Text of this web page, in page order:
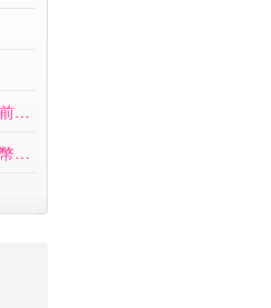
馬祖酒廠白沙屯媽祖勇往直前紀念酒
澎湖南方四島國家公園新臺幣硬幣組合